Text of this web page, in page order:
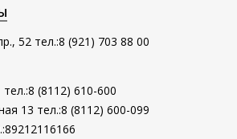
52 тел.:8 (921) 703 88 00
(8112) 610-600
13 тел.:8 (8112) 600-099